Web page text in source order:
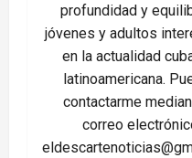
profundidad y
jóvenes y adultos
en la actualidad
latinoamericana.
contactarme
correo